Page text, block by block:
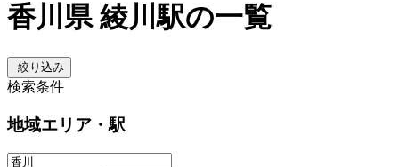
香川県 綾川駅の一覧
絞り込み
検索条件
地域エリア・駅